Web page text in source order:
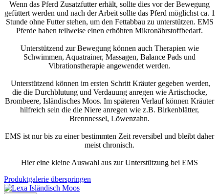
Wenn das Pferd Zusatzfutter erhält, sollte dies vor der Bewegung
gefüttert werden und nach der Arbeit sollte das Pferd möglichst ca. 1
Stunde ohne Futter stehen, um den Fettabbau zu unterstützen. EMS
Pferde haben teilweise einen erhöhten Mikronährstoffbedarf.
Unterstützend zur Bewegung können auch Therapien wie
Schwimmen, Aquatrainer, Massagen, Balance Pads und
Vibrationstherapie angewendet werden.
Unterstützend können im ersten Schritt Kräuter gegeben werden,
die die Durchblutung und Verdauung anregen wie Artischocke,
Brombeere, Isländisches Moos. Im späteren Verlauf können Kräuter
hilfreich sein die die Niere anregen wie z.B. Birkenblätter,
Brennnessel, Löwenzahn.
EMS ist nur bis zu einer bestimmten Zeit reversibel und bleibt daher
meist chronisch.
Hier eine kleine Auswahl aus zur Unterstützung bei EMS
Produktgalerie überspringen